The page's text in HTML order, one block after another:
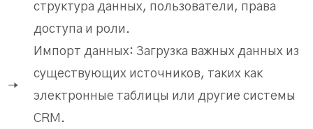
структура данных, пользователи, права
доступа и роли.
Импорт данных: Загрузка важных данных из
существующих источников, таких как
электронные таблицы или другие системы
CRM.